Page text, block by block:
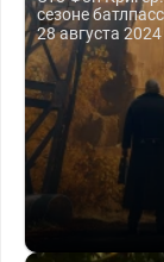
сезоне
28 августа 2024